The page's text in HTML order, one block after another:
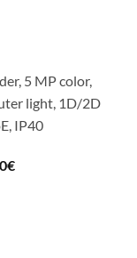
5 MP color,
light, 1D/2D
IP40
€